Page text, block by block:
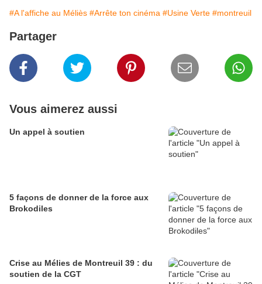
#A l'affiche au Méliès #Arrête ton cinéma #Usine Verte #montreuil
Partager
Vous aimerez aussi
Un appel à soutien
5 façons de donner de la force aux
Brokodiles
Crise au Mélies de Montreuil 39 : du
soutien de la CGT